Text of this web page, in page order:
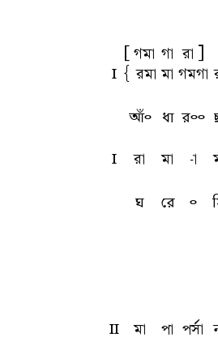
[gma ga ra]
l { rma ma gmga
আঁ৹ ধা র৹৹
l ra ma -a
ঘ রে ৹
ll ma pa psfa